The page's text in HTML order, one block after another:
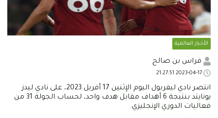
الأخبار العالمية
فراس بن صالح
انتصر نادي ليفربول اليوم الإثنين 17 أفريل 2023، على نادي ليدز
يونايتد بنتيجة 6 أهداف مقابل هدف واحد، لحساب الجولة 31 من
فعاليات الدوري الإنجليزي.